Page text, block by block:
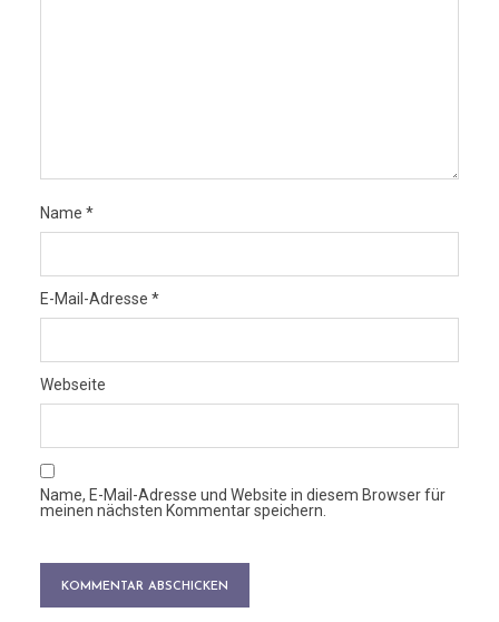
Name *
E-Mail-Adresse *
Webseite
Name, E-Mail-Adresse und Website in diesem Browser für
meinen nächsten Kommentar speichern.